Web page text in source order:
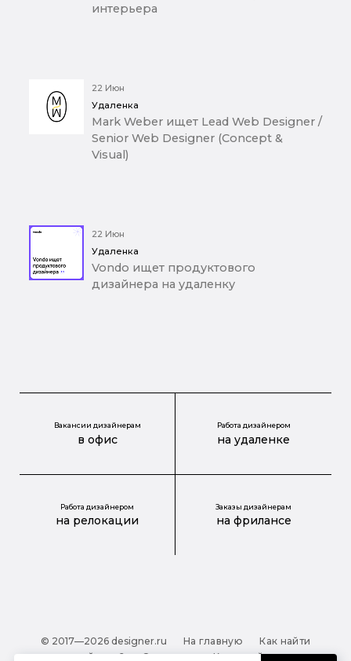
интерьера
22 Июн
Удаленка
Mark Weber ищет Lead Web Designer /
Senior Web Designer (Concept &
Visual)
22 Июн
Удаленка
Vondo ищет продуктового
дизайнера на удаленку
Вакансии дизайнерам
в офис
Работа дизайнером
на удаленке
Работа дизайнером
на релокации
Заказы дизайнерам
на фрилансе
© 2017—2026 designer.ru На главную
Как найти
дизайнера?
О проекте Карта сайта